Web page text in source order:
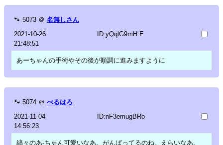
🐾 5073 ＠ 名無しさん
2021-10-26
21:48:51
ID:yQqlG9mH.E
あーちゃんの手術やその後が順調に進みますように
🐾 5074 ＠ べるはろ
2021-11-04
14:56:23
ID:nF3emugBRo
縞々のあ-ちゃん可愛いなあ。がんぱってるのね。えらいなあ。